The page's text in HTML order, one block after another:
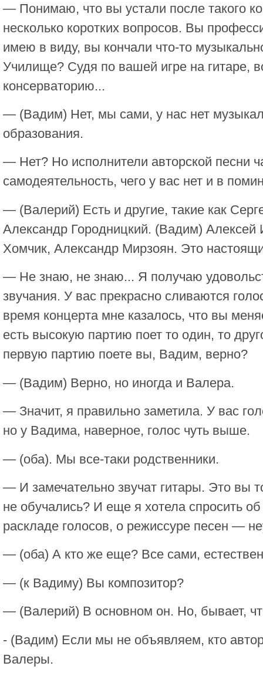
— Понимаю, что вы устали после такого
несколько коротких вопросов. Вы
имею в виду, вы кончали что-то
Училище? Судя по вашей игре на гитаре,
консерваторию...
— (Вадим) Нет, мы сами, у нас нет
образования.
— Нет? Но исполнители авторской песни
самодеятельность, чего у вас нет и в
— (Валерий) Есть и другие, такие как
Александр Городницкий. (Вадим) Алексей
Хомчик, Александр Мирзоян. Это
— Не знаю, не знаю... Я получаю
звучания. У вас прекрасно сливаются
время концерта мне казалось, что вы
есть высокую партию поет то один, то
первую партию поете вы, Вадим, верно?
— (Вадим) Верно, но иногда и Валера.
— Значит, я правильно заметила. У вас
но у Вадима, наверное, голос чуть выше.
— (оба). Мы все-таки родственники.
— И замечательно звучат гитары. Это вы
не обучались? И еще я хотела спросить
раскладе голосов, о режиссуре песен —
— (оба) А кто же еще? Все сами,
— (к Вадиму) Вы композитор?
— (Валерий) В основном он. Но, бывает,
- (Вадим) Если мы не объявляем, кто автор
Валеры.